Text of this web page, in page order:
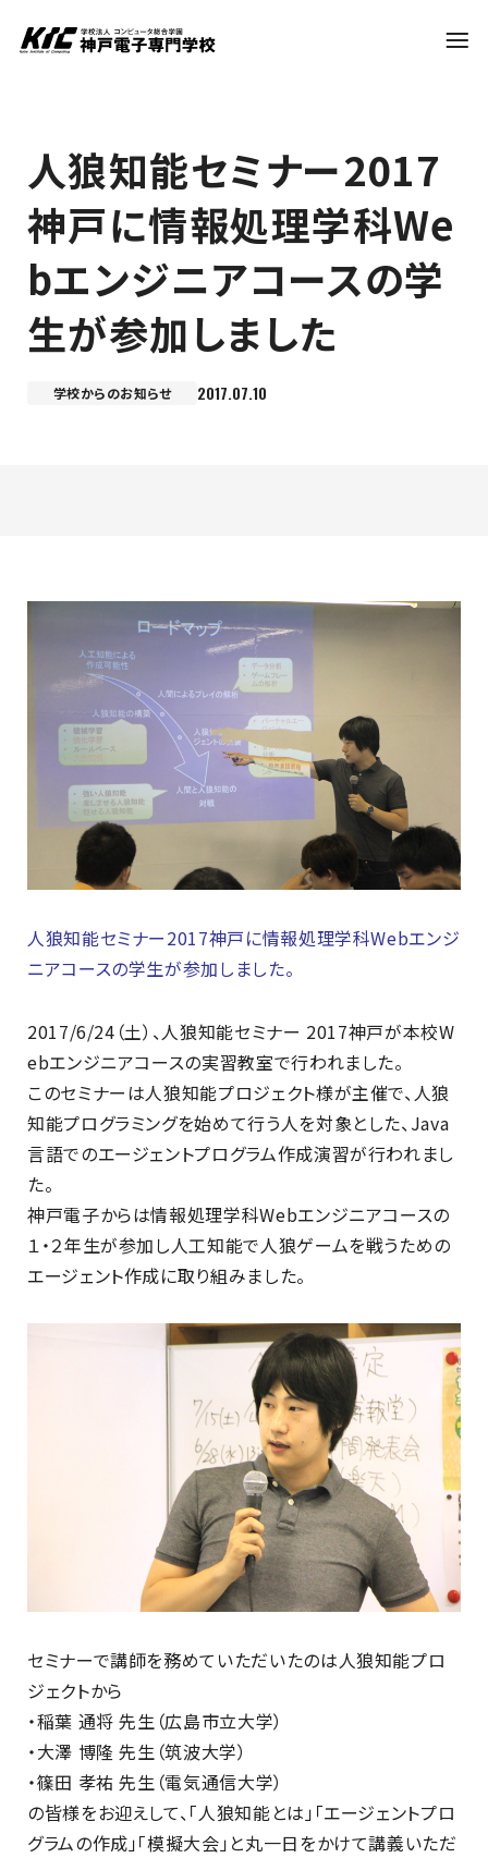
学科・コース
訪問者別
就職・資格
入試情報
+プラスラボ
1日最大2つの学科説明＆体験授業
オープン
キャンパス
神戸電子をもっと知る
資料請求は
人狼知能セミナー2017
神戸に情報処理学科We
bエンジニアコースの学
生が参加しました
学校からのお知らせ 2017.07.10
人狼知能セミナー2017神戸に情報処理学科Webエンジ
ニアコースの学生が参加しました。
2017/6/24（土）、人狼知能セミナー 2017神戸が本校W
ebエンジニアコースの実習教室で行われました。
このセミナーは人狼知能プロジェクト様が主催で、人狼
知能プログラミングを始めて行う人を対象とした、Java
言語でのエージェントプログラム作成演習が行われまし
た。
神戸電子からは情報処理学科Webエンジニアコースの
１・２年生が参加し人工知能で人狼ゲームを戦うための
エージェント作成に取り組みました。
セミナーで講師を務めていただいたのは人狼知能プロ
ジェクトから
・稲葉 通将 先生（広島市立大学）
・大澤 博隆 先生（筑波大学）
・篠田 孝祐 先生（電気通信大学）
の皆様をお迎えして、「人狼知能とは」「エージェントプロ
グラムの作成」「模擬大会」と丸一日をかけて講義いただ